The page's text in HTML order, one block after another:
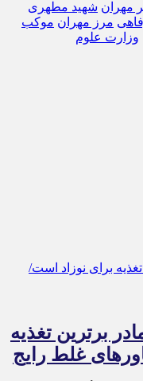
مهران شهید مطهری
مرز مهران موکب
وزارت علوم
برترین تغذیه
غلط رایج